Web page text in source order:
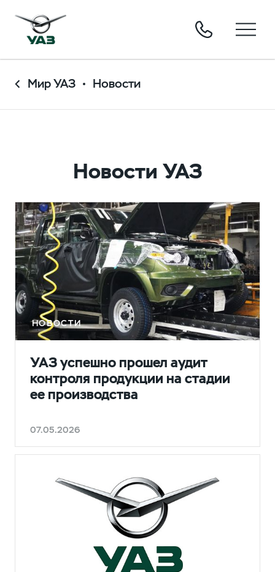
Мир УАЗ Новости
Новости УАЗ
НОВОСТИ
УАЗ успешно прошел аудит
контроля продукции на стадии
ее производства
07.05.2026